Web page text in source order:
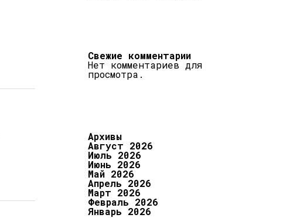
Свежие комментарии
Нет комментариев для
просмотра.
Архивы
Август 2026
Июль 2026
Июнь 2026
Май 2026
Апрель 2026
Март 2026
Февраль 2026
Январь 2026